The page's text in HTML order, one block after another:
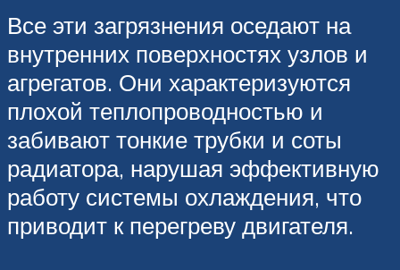
Все эти загрязнения оседают на
внутренних поверхностях узлов и
агрегатов. Они характеризуются
плохой теплопроводностью и
забивают тонкие трубки и соты
радиатора, нарушая эффективную
работу системы охлаждения, что
приводит к перегреву двигателя.